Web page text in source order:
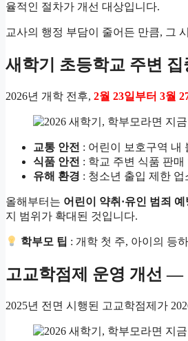
율적인 절차가 개선 대상입니다.
교사의 행정 부담이 줄어든 만큼, 그
새학기 초등학교 주변
2026년 개학 전후, 2월 23일부터 3월
교통 안전 : 어린이 보호구역 내
식품 안전 : 학교 주변 식품 판매
유해 환경 : 청소년 출입 제한 업
올해부터는 어린이 약취·유인 범죄 예
지 범위가 확대된 것입니다.
학부모 팁 : 개학 첫 주, 아이의 등
고교학점제 운영 개선 —
2025년 전면 시행된 고교학점제가